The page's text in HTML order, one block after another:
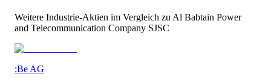
Weitere Industrie-Aktien im Vergleich zu Al Babtain Power
and Telecommunication Company SJSC
:Be AG